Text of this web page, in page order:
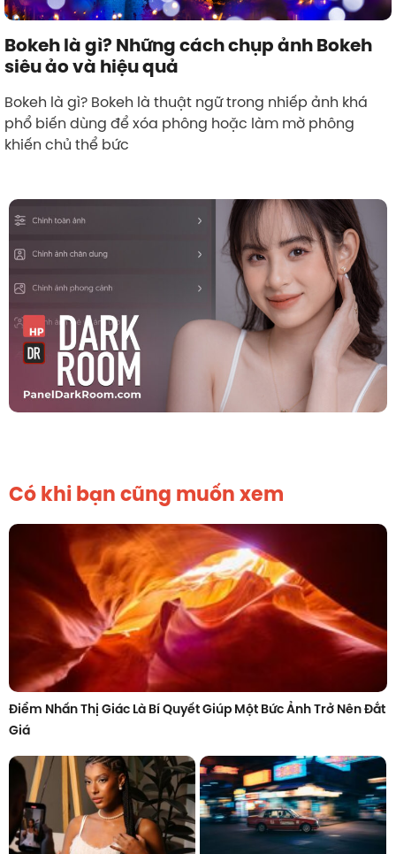
Bokeh là gì? Những cách chụp ảnh Bokeh
siêu ảo và hiệu quả
Bokeh là gì? Bokeh là thuật ngữ trong nhiếp ảnh khá
phổ biến dùng để xóa phông hoặc làm mờ phông
khiến chủ thể bức
Có khi bạn cũng muốn xem
Điểm Nhấn Thị Giác Là Bí Quyết Giúp Một Bức Ảnh Trở Nên Đắt
Giá